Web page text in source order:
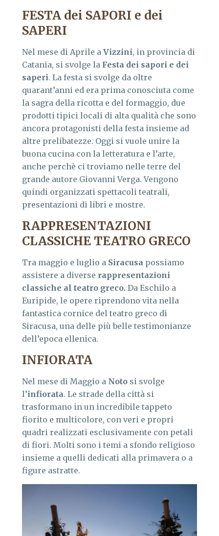
FESTA dei SAPORI e dei
SAPERI
Nel mese di Aprile a Vizzini, in provincia di
Catania, si svolge la Festa dei sapori e dei
saperi. La festa si svolge da oltre
quarant’anni ed era prima conosciuta come
la sagra della ricotta e del formaggio, due
prodotti tipici locali di alta qualità che sono
ancora protagonisti della festa insieme ad
altre prelibatezze. Oggi si vuole unire la
buona cucina con la letteratura e l’arte,
anche perchè ci troviamo nelle terre del
grande autore Giovanni Verga. Vengono
quindi organizzati spettacoli teatrali,
presentazioni di libri e mostre.
RAPPRESENTAZIONI
CLASSICHE TEATRO GRECO
Tra maggio e luglio a Siracusa possiamo
assistere a diverse rappresentazioni
classiche al teatro greco. Da Eschilo a
Euripide, le opere riprendono vita nella
fantastica cornice del teatro greco di
Siracusa, una delle più belle testimonianze
dell’epoca ellenica.
INFIORATA
Nel mese di Maggio a Noto si svolge
l’infiorata. Le strade della città si
trasformano in un incredibile tappeto
fiorito e multicolore, con veri e propri
quadri realizzati esclusivamente con petali
di fiori. Molti sono i temi a sfondo religioso
insieme a quelli dedicati alla primavera o a
figure astratte.